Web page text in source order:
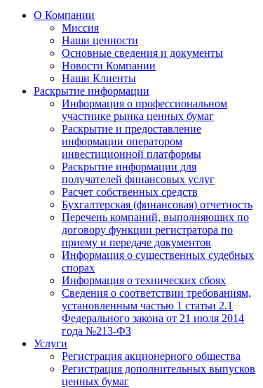
О Компании
Миссия
Наши ценности
Основные сведения и документы
Новости Компании
Наши Клиенты
Раскрытие информации
Информация о профессиональном
участнике рынка ценных бумаг
Раскрытие и предоставление
информации оператором
инвестиционной платформы
Раскрытие информации для
получателей финансовых услуг
Расчет собственных средств
Бухгалтерская (финансовая) отчетность
Перечень компаний, выполняющих по
договору функции регистратора по
приему и передаче документов
Информация о существенных судебных
спорах
Информация о технических сбоях
Сведения о соответствии требованиям,
установленным частью 1 статьи 2.1
Федерального закона от 21 июля 2014
года №213-ФЗ
Услуги
Регистрация акционерного общества
Регистрация дополнительных выпусков
ценных бумаг